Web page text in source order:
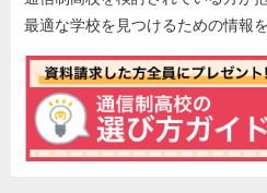
最適な学校を見つけるための情報